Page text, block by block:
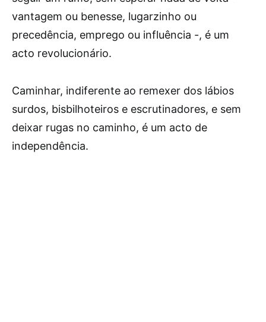
vantagem ou benesse, lugarzinho ou
precedência, emprego ou influência -, é um
acto revolucionário.
Caminhar, indiferente ao remexer dos lábios
surdos, bisbilhoteiros e escrutinadores, e sem
deixar rugas no caminho, é um acto de
independência.